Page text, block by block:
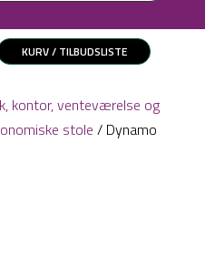
KURV / TILBUDSLISTE
kontor, venteværelse og
stole / Dynamo